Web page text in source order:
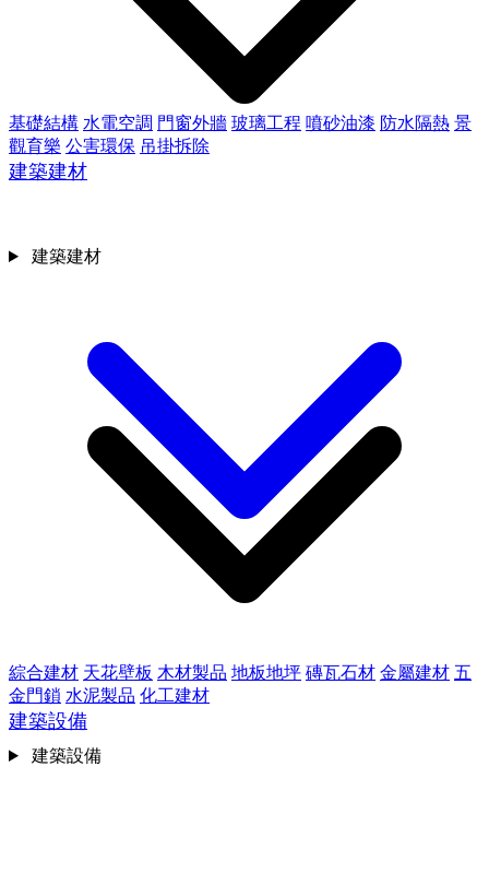
基礎結構 水電空調 門窗外牆 玻璃工程 噴砂油漆 防水隔熱 景
觀育樂 公害環保 吊掛拆除
建築建材
綜合建材 天花壁板 木材製品 地板地坪 磚瓦石材 金屬建材 五
金門鎖 水泥製品 化工建材
建築設備
建築建材
建築設備